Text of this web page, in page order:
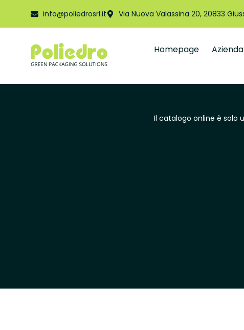
info@poliedrosrl.it Via Nuova Valassina 20, 20833
Homepage Azienda
Il catalogo online è solo